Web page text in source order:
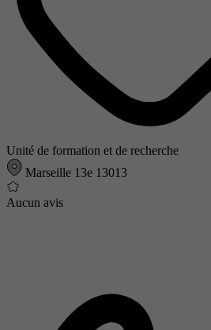
Unité de formation et de recherche
Marseille 13e 13013
Aucun avis